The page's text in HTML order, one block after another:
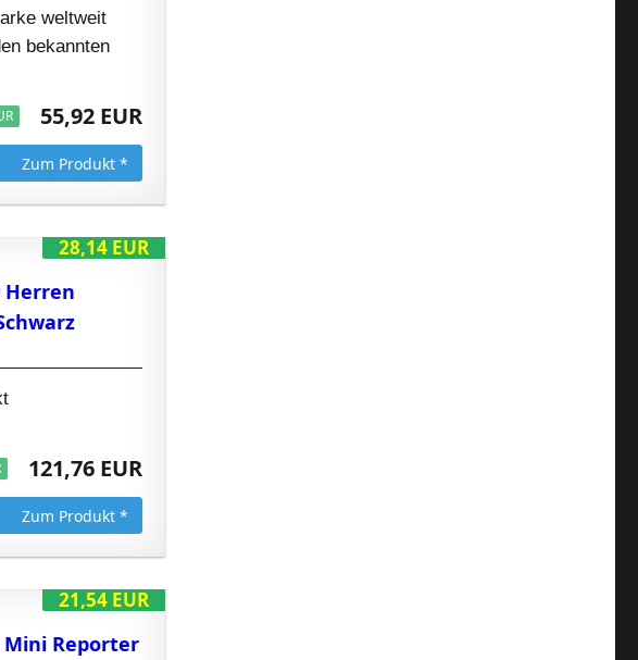
weltweit
bekannten
55,92 EUR
Zum Produkt *
28,14 EUR
Herren
121,76 EUR
Zum Produkt *
21,54 EUR
Reporter